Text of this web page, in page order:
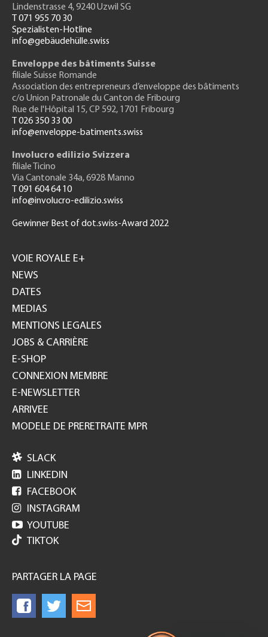
Lindenstrasse 4, 9240 Uzwil SG
T 071 955 70 30
Spezialisten-Hotline
info@gebäudehülle.swiss
Enveloppe des bâtiments Suisse
filiale Suisse Romande
Association des entrepreneurs d’enveloppe des bâtiments
c/o Union Patronale du Canton de Fribourg
Rue de l'Hôpital 15, CP 592, 1701 Fribourg
T 026 350 33 00
info@enveloppe-batiments.swiss
Involucro edilizio Svizzera
filiale Ticino
Via Cantonale 34a, 6928 Manno
T 091 604 64 10
info@involucro-edilizio.swiss
Gewinner Best of dot.swiss-Award 2022
GH
VOIE ROYALE E+
NEWS
DATES
MEDIAS
MENTIONS LEGALES
JOBS & CARRIÈRE
E-SHOP
CONNEXION MEMBRE
E-NEWSLETTER
ARRIVEE
MODELE DE PRERETRAITE MPR
 SLACK
 LINKEDIN
 FACEBOOK
 INSTAGRAM
 YOUTUBE
TIKTOK
PARTAGER LA PAGE